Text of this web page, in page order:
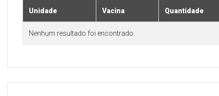
Unidade Vacina Quantidade
Nenhum resultado foi encontrado.